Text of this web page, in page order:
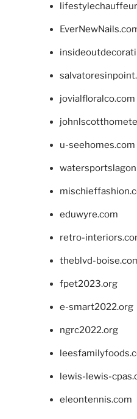
jovialfloralco.com
u-seehomes.com
eduwyre.com
retro-
theblvd-
fpet2023.org
e-smart2022.org
ngrc2022.org
lewis-lewis-
eleontennis.com